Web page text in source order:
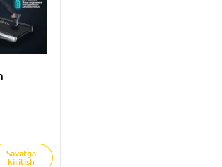
Savatga
kiritish